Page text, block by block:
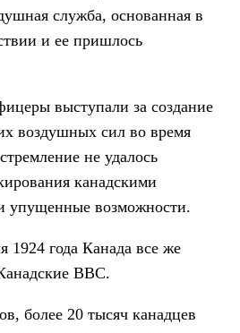
служба, основанная в
и ее пришлось
выступали за создание
воздушных сил во время
не удалось
канадскими
упущенные возможности.
1924 года Канада все же
ВВС.
более 20 тысяч канадцев